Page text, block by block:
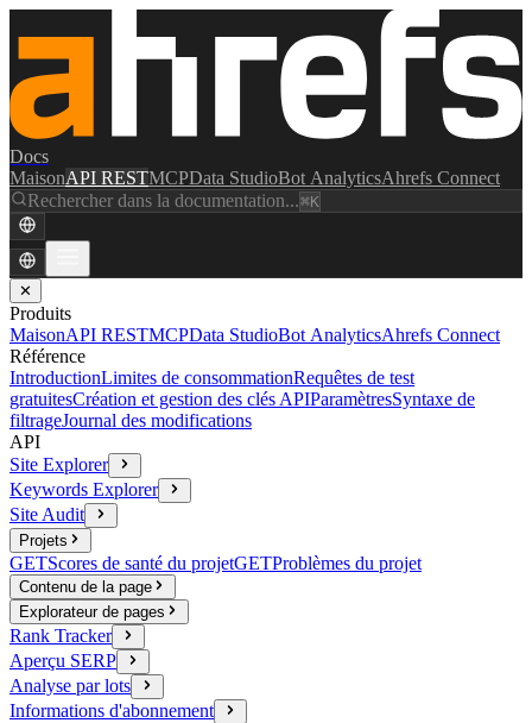
Docs
MaisonAPI RESTMCPData StudioBot AnalyticsAhrefs Connect
Rechercher dans la documentation...⌘K
✕
Produits
MaisonAPI RESTMCPData StudioBot AnalyticsAhrefs Connect
Référence
IntroductionLimites de consommationRequêtes de test
gratuitesCréation et gestion des clés APIParamètresSyntaxe de
filtrageJournal des modifications
API
Site Explorer
Keywords Explorer
Site Audit
Projets
GETScores de santé du projetGETProblèmes du projet
Contenu de la page
Explorateur de pages
Rank Tracker
Aperçu SERP
Analyse par lots
Informations d'abonnement